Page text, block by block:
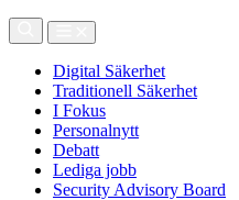
Digital Säkerhet
Traditionell Säkerhet
I Fokus
Personalnytt
Debatt
Lediga jobb
Security Advisory Board